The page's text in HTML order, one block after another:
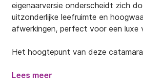
eigenaarversie onderscheidt zich
uitzonderlijke leefruimte en
afwerkingen, perfect voor een luxe
Het hoogtepunt van deze
over de volledige breedte van de
Lees meer